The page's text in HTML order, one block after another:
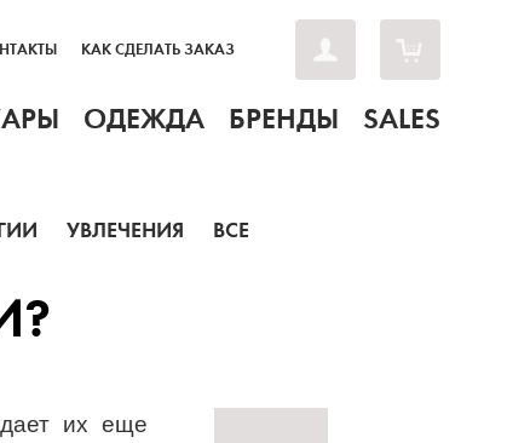
КАК СДЕЛАТЬ ЗАКАЗ
ОДЕЖДА БРЕНДЫ SALES
УВЛЕЧЕНИЯ ВСЕ
их еще